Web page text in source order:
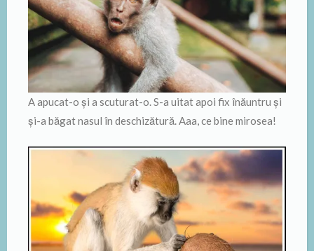
A apucat-o şi a scuturat-o. S-a uitat apoi fix înăuntru şi
şi-a băgat nasul în deschizătură. Aaa, ce bine mirosea!